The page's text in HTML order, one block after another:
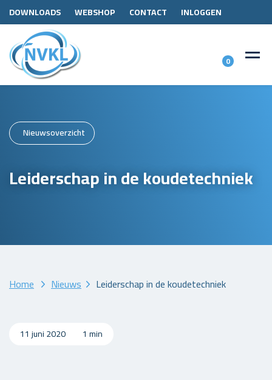
DOWNLOADS WEBSHOP CONTACT INLOGGEN
0
Nieuwsoverzicht
Leiderschap in de koudetechniek
Home Nieuws Leiderschap in de koudetechniek
11 juni 2020 1 min